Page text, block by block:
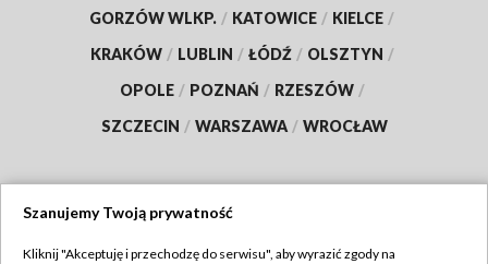
GORZÓW WLKP. / KATOWICE / KIELCE /
KRAKÓW / LUBLIN / ŁÓDŹ / OLSZTYN /
OPOLE / POZNAŃ / RZESZÓW /
SZCZECIN / WARSZAWA / WROCŁAW
Szanujemy Twoją prywatność
Kliknij "Akceptuję i przechodzę do serwisu", aby wyrazić zgody na